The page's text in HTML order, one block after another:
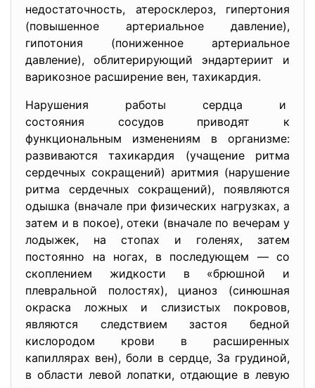
недостаточность, атеросклероз, гипертония
(повышенное артериальное давление),
гипотония (пониженное артериальное
давление), облитерирующий эндартериит и
варикозное расширение вен, тахикардия.
Нарушения работы сердца и
состояния сосудов приводят к
функциональным изменениям в организме:
развиваются тахикардия (учащение ритма
сердечных сокращений) аритмия (нарушение
ритма сердечных сокращений), появляются
одышка (вначале при физических нагрузках, а
затем и в покое), отеки (вначале по вечерам у
лодыжек, на стопах и голенях, затем
постоянно на ногах, в последующем — со
скоплением жидкости в «брюшной и
плевральной полостях), цианоз (синюшная
окраска ложных и слизистых покровов,
являются следствием застоя бедной
кислородом крови в расширенных
капиллярах вен), боли в сердце, За грудиной,
в области левой лопатки, отдающие в левую